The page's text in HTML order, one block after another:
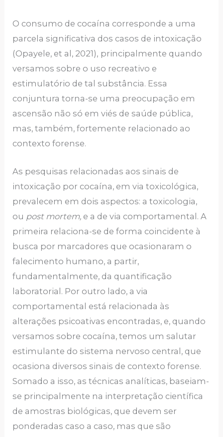
O consumo de cocaína corresponde a uma
parcela significativa dos casos de intoxicação
(Opayele, et al, 2021), principalmente quando
versamos sobre o uso recreativo e
estimulatório de tal substância. Essa
conjuntura torna-se uma preocupação em
ascensão não só em viés de saúde pública,
mas, também, fortemente relacionado ao
contexto forense.
As pesquisas relacionadas aos sinais de
intoxicação por cocaína, em via toxicológica,
prevalecem em dois aspectos: a toxicologia,
ou post mortem, e a de via comportamental. A
primeira relaciona-se de forma coincidente à
busca por marcadores que ocasionaram o
falecimento humano, a partir,
fundamentalmente, da quantificação
laboratorial. Por outro lado, a via
comportamental está relacionada às
alterações psicoativas encontradas, e, quando
versamos sobre cocaína, temos um salutar
estimulante do sistema nervoso central, que
ocasiona diversos sinais de contexto forense.
Somado a isso, as técnicas analíticas, baseiam-
se principalmente na interpretação científica
de amostras biológicas, que devem ser
ponderadas caso a caso, mas que são